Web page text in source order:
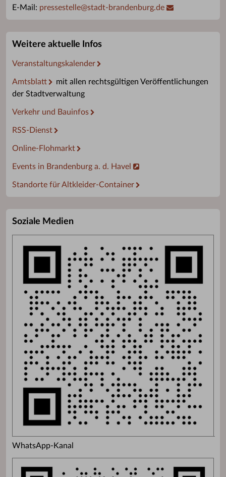
E-Mail: pressestelle@stadt-brandenburg.de
Weitere aktuelle Infos
Veranstaltungskalender
Amtsblatt
mit allen rechtsgültigen Veröffentlichungen
der Stadtverwaltung
Verkehr und Bauinfos
RSS-Dienst
Online-Flohmarkt
Events in Brandenburg a. d. Havel
Standorte für Altkleider-Container
Soziale Medien
WhatsApp-Kanal